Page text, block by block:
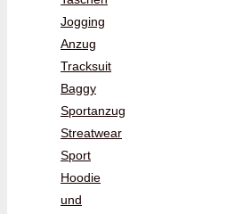
Jogging
Anzug
Tracksuit
Baggy
Sportanzug
Streatwear
Sport
Hoodie
und